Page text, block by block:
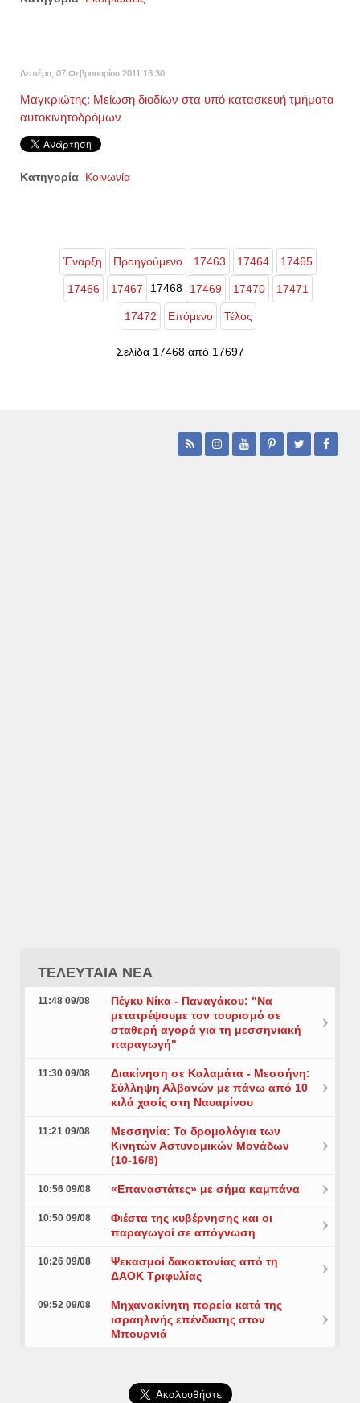
Δευτέρα, 07 Φεβρουαρίου 2011 16:30
Μαγκριώτης: Μείωση διοδίων στα υπό κατασκευή τμήματα
αυτοκινητοδρόμων
Κατηγορία Κοινωνία
Έναρξη Προηγούμενο 17463 17464 17465
17466 17467 17468 17469 17470 17471
17472 Επόμενο Τέλος
Σελίδα 17468 από 17697
ΤΕΛΕΥΤΑΙΑ ΝΕΑ
11:48 09/08
Πέγκυ Νίκα - Παναγάκου: "Να
μετατρέψουμε τον τουρισμό σε
σταθερή αγορά για τη μεσσηνιακή
παραγωγή"
11:30 09/08
Διακίνηση σε Καλαμάτα - Μεσσήνη:
Σύλληψη Αλβανών με πάνω από 10
κιλά χασίς στη Ναυαρίνου
11:21 09/08
Μεσσηνία: Τα δρομολόγια των
Κινητών Αστυνομικών Μονάδων
(10-16/8)
10:56 09/08 «Επαναστάτες» με σήμα καμπάνα
10:50 09/08
Φιέστα της κυβέρνησης και οι
παραγωγοί σε απόγνωση
10:26 09/08
Ψεκασμοί δακοκτονίας από τη
ΔΑΟΚ Τριφυλίας
09:52 09/08
Μηχανοκίνητη πορεία κατά της
ισραηλινής επένδυσης στον
Μπουρνιά